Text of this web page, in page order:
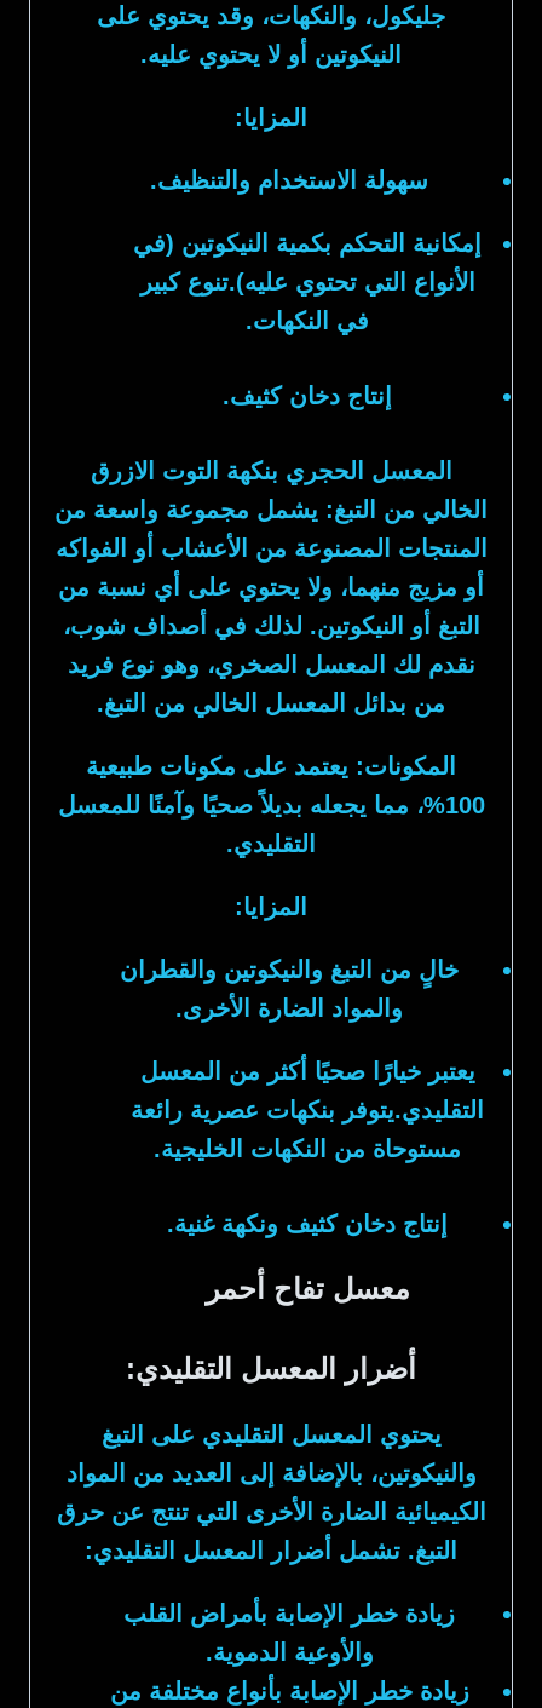
جليكول، والنكهات، وقد يحتوي على
النيكوتين أو لا يحتوي عليه.
المزايا:
سهولة الاستخدام والتنظيف.
إمكانية التحكم بكمية النيكوتين (في
الأنواع التي تحتوي عليه).تنوع كبير
في النكهات.
إنتاج دخان كثيف.
المعسل الحجري بنكهة التوت الازرق
الخالي من التبغ: يشمل مجموعة واسعة من
المنتجات المصنوعة من الأعشاب أو الفواكه
أو مزيج منهما، ولا يحتوي على أي نسبة من
التبغ أو النيكوتين. لذلك في أصداف شوب،
نقدم لك
المعسل الصخري، وهو نوع فريد
من بدائل المعسل الخالي من التبغ.
المكونات: يعتمد على مكونات طبيعية
100%، مما يجعله بديلاً صحيًا وآمنًا للمعسل
التقليدي.
المزايا:
خالٍ من التبغ والنيكوتين والقطران
والمواد الضارة الأخرى.
يعتبر خيارًا صحيًا أكثر من المعسل
التقليدي.يتوفر بنكهات عصرية رائعة
مستوحاة من النكهات الخليجية.
إنتاج دخان كثيف ونكهة غنية.
معسل تفاح أحمر
أضرار المعسل التقليدي:
يحتوي المعسل التقليدي على التبغ
والنيكوتين، بالإضافة إلى العديد من المواد
الكيميائية الضارة الأخرى التي تنتج عن حرق
التبغ. تشمل أضرار المعسل التقليدي:
زيادة خطر الإصابة بأمراض القلب
والأوعية الدموية.
زيادة خطر الإصابة بأنواع مختلفة من